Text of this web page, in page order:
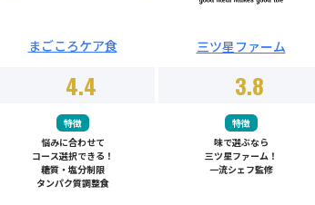
まごころケア食 三ツ星ファーム
4.4 3.8
特徴
悩みに合わせて
コース選択できる！
糖質・塩分制限
タンパク質調整食
特徴
味で選ぶなら
三ツ星ファーム！
一流シェフ監修